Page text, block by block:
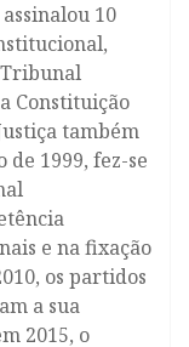
10
Tribunal
Constituição
também
1999, fez-se
e na fixação
os partidos
a sua
2015, o